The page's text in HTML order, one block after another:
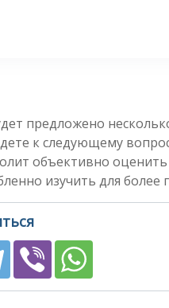
предложено
к следующему
объективно
изучить для более